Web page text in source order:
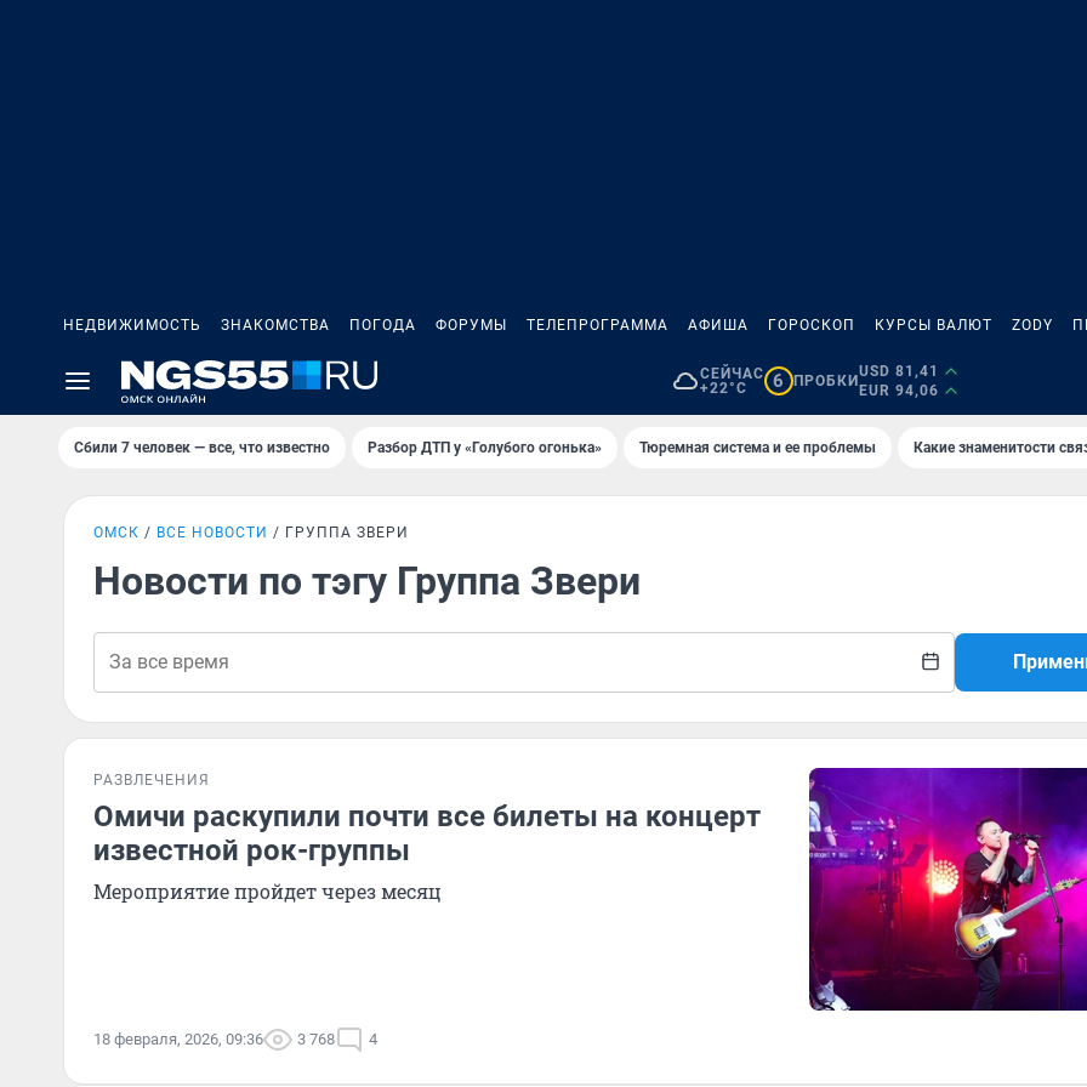
НЕДВИЖИМОСТЬ ЗНАКОМСТВА ПОГОДА ФОРУМЫ ТЕЛЕПРОГРАММА АФИША ГОРОСКОП КУРСЫ ВАЛЮТ ZODY
СЕЙЧАС
+22°C
6 ПРОБКИ
USD 81,41
EUR 94,06
Сбили 7 человек — все, что известно Разбор ДТП у «Голубого огонька» Тюремная система и ее проблемы Какие знаменитости
ОМСК ВСЕ НОВОСТИ ГРУППА ЗВЕРИ
Новости по тэгу Группа Звери
РАЗВЛЕЧЕНИЯ
Омичи раскупили почти все билеты на концерт
известной рок-группы
Мероприятие пройдет через месяц
18 февраля, 2026, 09:36 3 768 4